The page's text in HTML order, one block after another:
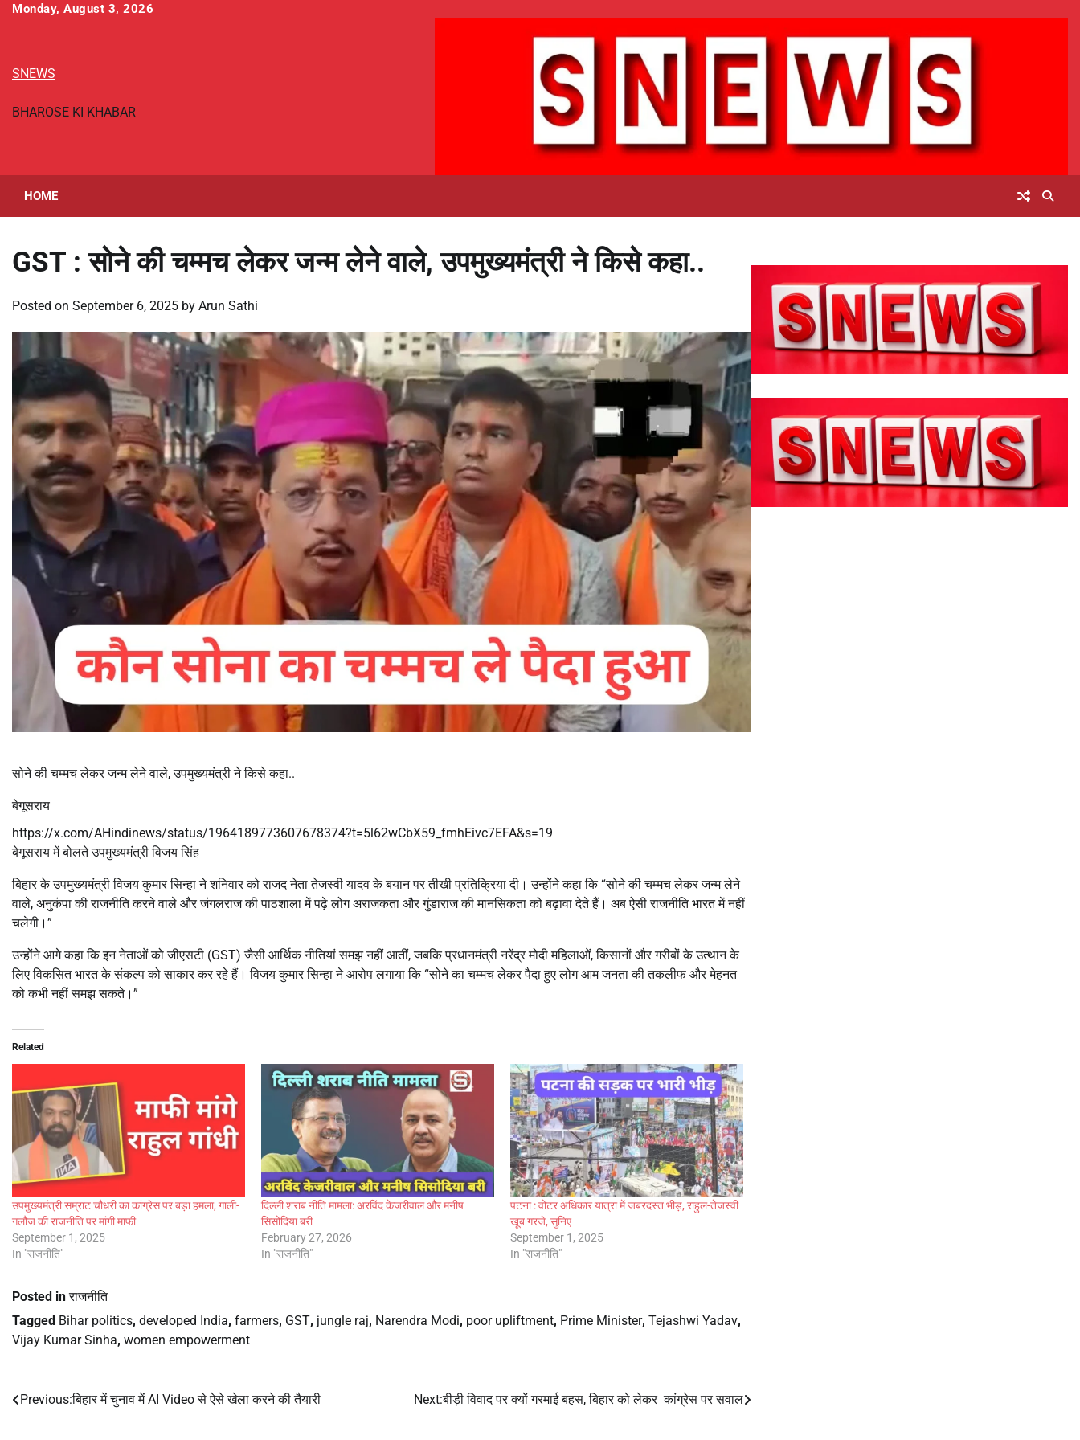
SkipMonday, August 3, 2026
SNEWS
BHAROSE KI KHABAR
HOME
GST : सोने की चम्मच लेकर जन्म लेने वाले, उपमुख्यमंत्री ने किसे कहा..
Posted on September 6, 2025 by Arun Sathi
सोने की चम्मच लेकर जन्म लेने वाले, उपमुख्यमंत्री ने किसे कहा..
बेगूसराय
https://x.com/AHindinews/status/1964189773607678374?t=5l62wCbX59_fmhEivc7EFA&s=19
बेगूसराय में बोलते उपमुख्यमंत्री विजय सिंह
बिहार के उपमुख्यमंत्री विजय कुमार सिन्हा ने शनिवार को राजद नेता तेजस्वी यादव के बयान पर तीखी प्रतिक्रिया दी। उन्होंने कहा कि “सोने की चम्मच लेकर जन्म लेने
वाले, अनुकंपा की राजनीति करने वाले और जंगलराज की पाठशाला में पढ़े लोग अराजकता और गुंडाराज की मानसिकता को बढ़ावा देते हैं। अब ऐसी राजनीति भारत में नहीं
चलेगी।”
उन्होंने आगे कहा कि इन नेताओं को जीएसटी (GST) जैसी आर्थिक नीतियां समझ नहीं आतीं, जबकि प्रधानमंत्री नरेंद्र मोदी महिलाओं, किसानों और गरीबों के उत्थान के
लिए विकसित भारत के संकल्प को साकार कर रहे हैं। विजय कुमार सिन्हा ने आरोप लगाया कि “सोने का चम्मच लेकर पैदा हुए लोग आम जनता की तकलीफ और मेहनत
को कभी नहीं समझ सकते।”
Related
उपमुख्यमंत्री सम्राट चौधरी का कांग्रेस पर बड़ा हमला, गाली-
गलौज की राजनीति पर मांगी माफी
September 1, 2025
In "राजनीति"
दिल्ली शराब नीति मामला: अरविंद केजरीवाल और मनीष
सिसोदिया बरी
February 27, 2026
In "राजनीति"
पटना : वोटर अधिकार यात्रा में जबरदस्त भीड़, राहुल-तेजस्वी
खूब गरजे, सुनिए
September 1, 2025
In "राजनीति"
Posted inराजनीति
Tagged Bihar politics, developed India, farmers, GST, jungle raj, Narendra Modi, poor upliftment, Prime Minister, Tejashwi Yadav,
Vijay Kumar Sinha, women empowerment
Post
Previous:बिहार में चुनाव में AI Video से ऐसे खेला करने की तैयारी Next:बीड़ी विवाद पर क्यों गरमाई बहस, बिहार को लेकर कांग्रेस पर सवाल